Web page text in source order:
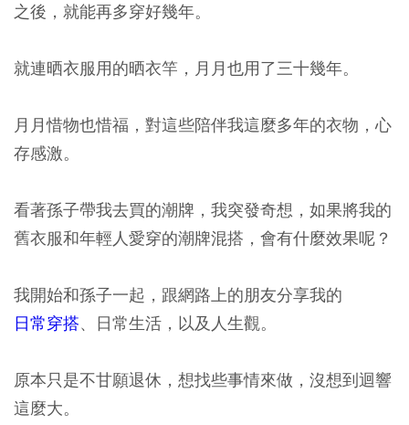
之後，就能再多穿好幾年。
就連晒衣服用的晒衣竿，月月也用了三十幾年。
月月惜物也惜福，對這些陪伴我這麼多年的衣物，心
存感激。
看著孫子帶我去買的潮牌，我突發奇想，如果將我的
舊衣服和年輕人愛穿的潮牌混搭，會有什麼效果呢？
我開始和孫子一起，跟網路上的朋友分享我的
日常穿搭、日常生活，以及人生觀。
原本只是不甘願退休，想找些事情來做，沒想到迴響
這麼大。